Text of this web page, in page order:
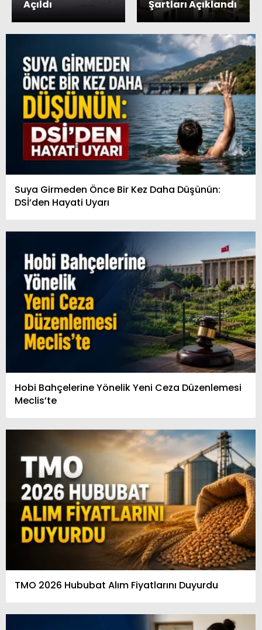
Açıldı Şartları Açıklandı
Suya Girmeden Önce Bir Kez Daha Düşünün:
DSİ’den Hayati Uyarı
Hobi Bahçelerine Yönelik Yeni Ceza Düzenlemesi
Meclis’te
TMO 2026 Hububat Alım Fiyatlarını Duyurdu